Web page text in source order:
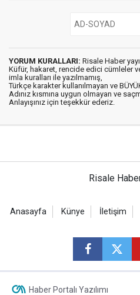
YORUM KURALLARI: Risale Haber
Küfür, hakaret, rencide edici cümleler
imla kuralları ile yazılmamış,
Türkçe karakter kullanılmayan ve
Adınız kısmına uygun olmayan ve
Anlayışınız için teşekkür ederiz.
Risale
Anasayfa Künye İletişim
Haber Portalı Yazılımı